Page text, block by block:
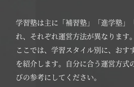
学習塾は主に「補習塾」「進学塾」
れ、それぞれ運営方法が異なります。
ここでは、学習スタイル別に、おす
を紹介します。自分に合う運営方式
びの参考にしてください。